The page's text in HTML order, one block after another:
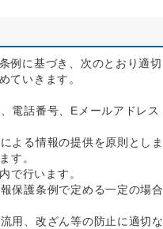
例に基づき、次のとおり適切
ていきます。
電話番号、Eメールアドレス
よる情報の提供を原則としま
す。
で行います。
保護条例で定める一定の場合
用、改ざん等の防止に適切な